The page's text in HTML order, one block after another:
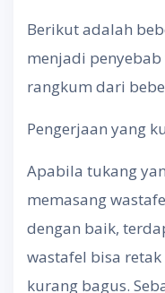
Berikut adalah
menjadi
rangkum dari
Pengerjaan yang
Apabila tukang
memasang
dengan baik,
wastafel bisa
kurang bagus.